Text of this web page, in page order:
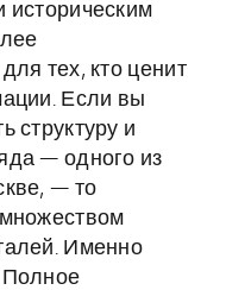
историческим
тех, кто ценит
Если вы
структуру и
— одного из
— то
Именно
Полное